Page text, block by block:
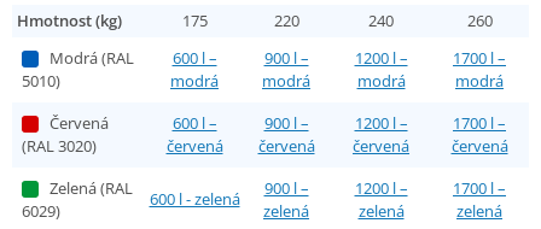
Hmotnost (kg)
175 220 240
260
Modrá (RAL
5010)
600 l –
modrá
900 l –
modrá
1200 l –
modrá
1700 l –
modrá
Červená
(RAL 3020)
600 l –
červená
900 l –
červená
1200 l –
červená
1700 l –
červená
Zelená (RAL
6029)
600 l - zelená
900 l –
zelená
1200 l –
zelená
1700 l –
zelená